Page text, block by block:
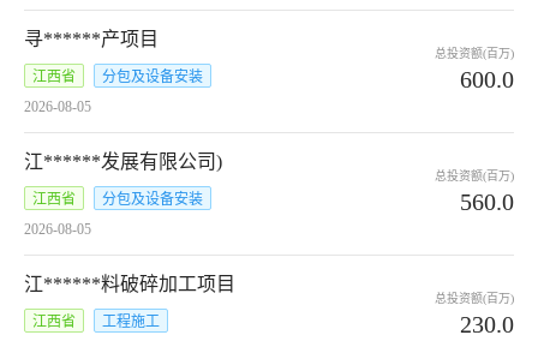
寻******产项目
江西省
分包及设备安装
2026-08-05
总投资额(百万)
600.0
江******发展有限公司)
江西省
分包及设备安装
2026-08-05
总投资额(百万)
560.0
江******料破碎加工项目
江西省
工程施工
总投资额(百万)
230.0